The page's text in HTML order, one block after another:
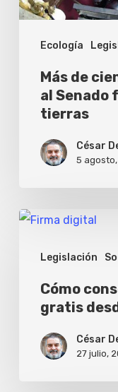
Ecología
la
entrega
tierras
Más de
al Senado
tierras
César
5
Legislación
Cómo
firma
digital
gratis
desde
Cómo
gratis
César
27 julio,